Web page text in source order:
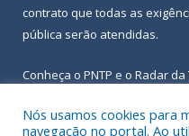
contrato que todas as
pública serão atendidas.
Conheça o PNTP e o Radar da
Nós usamos cookies para
navegação no portal. Ao